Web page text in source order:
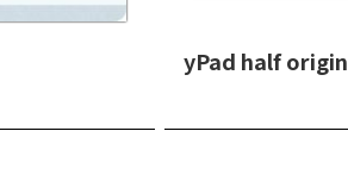
yPad half origin